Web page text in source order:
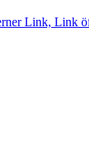
Link, Link